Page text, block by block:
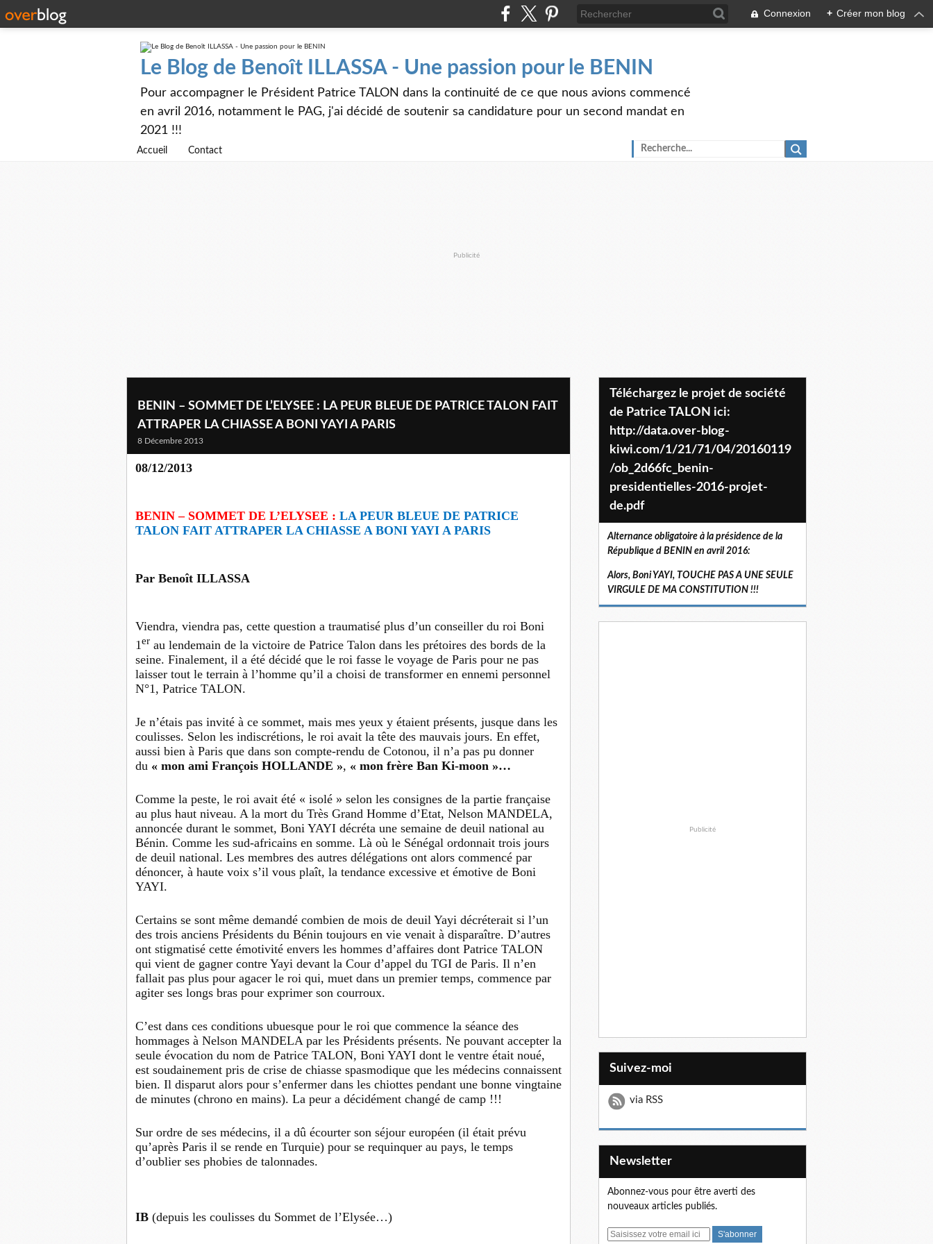
Connexion + Créer mon blog
Le Blog de Benoît ILLASSA - Une passion pour le BENIN
Pour accompagner le Président Patrice TALON dans la continuité de ce que nous avions commencé
en avril 2016, notamment le PAG, j'ai décidé de soutenir sa candidature pour un second mandat en
2021 !!!
Accueil Contact
Publicité
BENIN – SOMMET DE L’ELYSEE : LA PEUR BLEUE DE PATRICE TALON FAIT
ATTRAPER LA CHIASSE A BONI YAYI A PARIS
8 Décembre 2013
08/12/2013
BENIN – SOMMET DE L’ELYSEE : LA PEUR BLEUE DE PATRICE
TALON FAIT ATTRAPER LA CHIASSE A BONI YAYI A PARIS
Par Benoît ILLASSA
Viendra, viendra pas, cette question a traumatisé plus d’un conseiller du roi Boni
1er au lendemain de la victoire de Patrice Talon dans les prétoires des bords de la
seine. Finalement, il a été décidé que le roi fasse le voyage de Paris pour ne pas
laisser tout le terrain à l’homme qu’il a choisi de transformer en ennemi personnel
N°1, Patrice TALON.
Je n’étais pas invité à ce sommet, mais mes yeux y étaient présents, jusque dans les
coulisses. Selon les indiscrétions, le roi avait la tête des mauvais jours. En effet,
aussi bien à Paris que dans son compte-rendu de Cotonou, il n’a pas pu donner
du « mon ami François HOLLANDE », « mon frère Ban Ki-moon »…
Comme la peste, le roi avait été « isolé » selon les consignes de la partie française
au plus haut niveau. A la mort du Très Grand Homme d’Etat, Nelson MANDELA,
annoncée durant le sommet, Boni YAYI décréta une semaine de deuil national au
Bénin. Comme les sud-africains en somme. Là où le Sénégal ordonnait trois jours
de deuil national. Les membres des autres délégations ont alors commencé par
dénoncer, à haute voix s’il vous plaît, la tendance excessive et émotive de Boni
YAYI.
Certains se sont même demandé combien de mois de deuil Yayi décréterait si l’un
des trois anciens Présidents du Bénin toujours en vie venait à disparaître. D’autres
ont stigmatisé cette émotivité envers les hommes d’affaires dont Patrice TALON
qui vient de gagner contre Yayi devant la Cour d’appel du TGI de Paris. Il n’en
fallait pas plus pour agacer le roi qui, muet dans un premier temps, commence par
agiter ses longs bras pour exprimer son courroux.
C’est dans ces conditions ubuesque pour le roi que commence la séance des
hommages à Nelson MANDELA par les Présidents présents. Ne pouvant accepter la
seule évocation du nom de Patrice TALON, Boni YAYI dont le ventre était noué,
est soudainement pris de crise de chiasse spasmodique que les médecins connaissent
bien. Il disparut alors pour s’enfermer dans les chiottes pendant une bonne vingtaine
de minutes (chrono en mains). La peur a décidément changé de camp !!!
Sur ordre de ses médecins, il a dû écourter son séjour européen (il était prévu
qu’après Paris il se rende en Turquie) pour se requinquer au pays, le temps
d’oublier ses phobies de talonnades.
IB (depuis les coulisses du Sommet de l’Elysée…)
Téléchargez le projet de société
de Patrice TALON ici:
http://data.over-blog-
kiwi.com/1/21/71/04/20160119
/ob_2d66fc_benin-
presidentielles-2016-projet-
de.pdf
Alternance obligatoire à la présidence de la
République d BENIN en avril 2016:
Alors, Boni YAYI, TOUCHE PAS A UNE SEULE
VIRGULE DE MA CONSTITUTION !!!
Publicité
Suivez-moi
via RSS
Newsletter
Abonnez-vous pour être averti des
nouveaux articles publiés.
E